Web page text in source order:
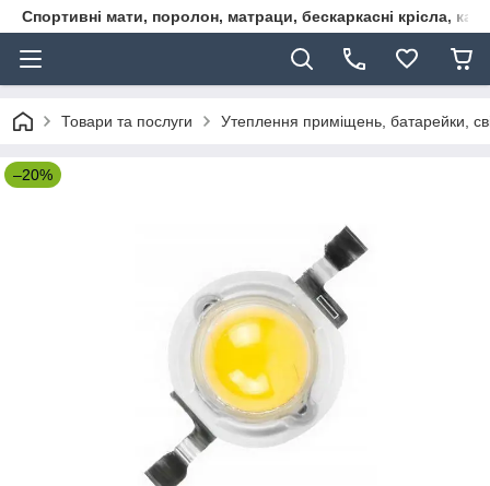
Спортивні мати, поролон, матраци, бескаркасні крісла,
Товари та послуги Утеплення приміщень, батарейки,
–20%